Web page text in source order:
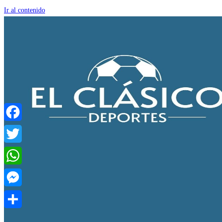
Ir al contenido
Facebook
Twitter
WhatsApp
Messenger